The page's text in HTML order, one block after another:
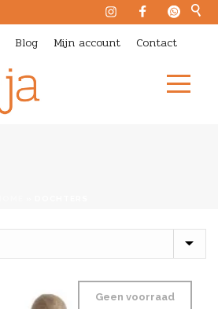
Blog Mijn account Contact
Geen voorraad